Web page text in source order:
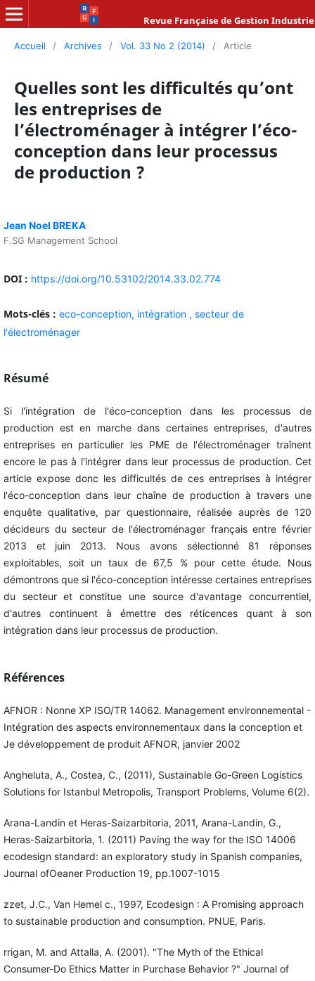
Revue Française de Gestion
Accueil / Archives / Vol. 33 No 2 (2014) / Article
Quelles sont les difficultés qu’ont
les entreprises de
l’électroménager à intégrer l’éco-
conception dans leur processus
de production ?
Jean Noel BREKA
F.SG Management School
DOI : https://doi.org/10.53102/2014.33.02.774
Mots-clés : eco-conception, intégration , secteur de
l'électroménager
Résumé
Si l'intégration de l'éco-conception dans les processus de
production est en marche dans certaines entreprises, d'autres
entreprises en particulier les PME de l'électroménager traînent
encore le pas à l'intégrer dans leur processus de production. Cet
article expose donc les difficultés de ces entreprises à intégrer
l'éco-conception dans leur chaîne de production à travers une
enquête qualitative, par questionnaire, réalisée auprès de 120
décideurs du secteur de l'électroménager français entre février
2013 et juin 2013. Nous avons sélectionné 81 réponses
exploitables, soit un taux de 67,5 % pour cette étude. Nous
démontrons que si l'éco-conception intéresse certaines entreprises
du secteur et constitue une source d'avantage concurrentiel,
d'autres continuent à émettre des réticences quant à son
intégration dans leur processus de production.
Références
AFNOR : Nonne XP ISO/TR 14062. Management environnemental -
Intégration des aspects environnementaux dans la conception et
Je développement de produit AFNOR, janvier 2002
Angheluta, A., Costea, C., (2011), Sustainable Go-Green Logistics
Solutions for Istanbul Metropolis, Transport Problems, Volume 6(2).
Arana-Landin et Heras-Saizarbitoria, 2011, Arana-Landin, G.,
Heras-Saizarbitoria, 1. (2011) Paving the way for the ISO 14006
ecodesign standard: an exploratory study in Spanish companies,
Journal ofOeaner Production 19, pp.1007-1015
zzet, J.C., Van Hemel c., 1997, Ecodesign : A Promising approach
to sustainable production and consumption. PNUE, Paris.
rrigan, M. and Attalla, A. (2001). "The Myth of the Ethical
Consumer-Do Ethics Matter in Purchase Behavior ?" Journal of